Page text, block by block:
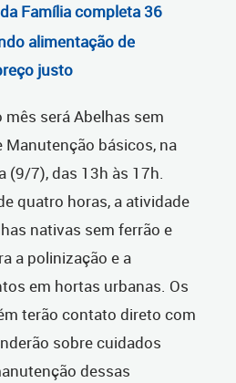
Família completa 36
alimentação de
justo
será Abelhas sem
básicos, na
(9/7), das 13h às 17h.
quatro horas, a atividade
nativas sem ferrão e
a polinização e a
em hortas urbanas. Os
terão contato direto com
sobre cuidados
dessas